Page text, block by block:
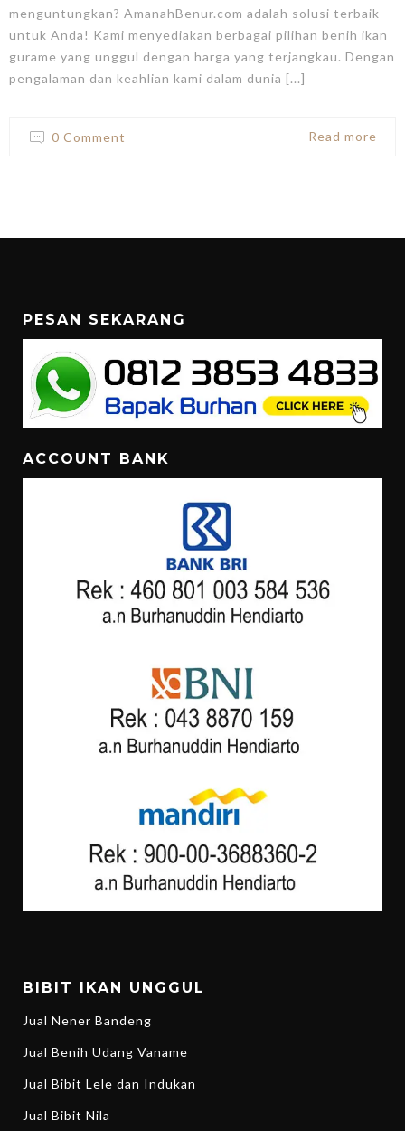
menguntungkan? AmanahBenur.com adalah solusi terbaik
untuk Anda! Kami menyediakan berbagai pilihan benih ikan
gurame yang unggul dengan harga yang terjangkau. Dengan
pengalaman dan keahlian kami dalam dunia [...]
0 Comment Read more
PESAN SEKARANG
ACCOUNT BANK
BIBIT IKAN UNGGUL
Jual Nener Bandeng
Jual Benih Udang Vaname
Jual Bibit Lele dan Indukan
Jual Bibit Nila